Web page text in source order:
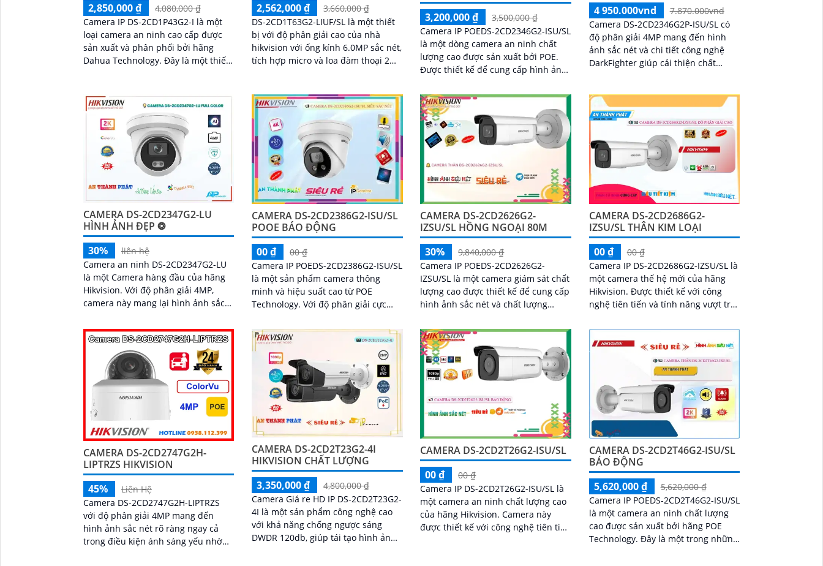
2,850,000 ₫
4,080,000 ₫
Camera IP DS-2CD1P43G2-I là một
loại camera an ninh cao cấp được
sản xuất và phân phối bởi hãng
Dahua Technology. Đây là một thiết
minh
2,562,000 ₫
3,660,000 ₫
DS-2CD1T63G2-LIUF/SL là một thiết
bị với độ phân giải cao của nhà
hikvision với ống kính 6.0MP sắc nét,
tích hợp micro và loa đàm thoại 2
vào ban đêm khoảng cách lên đến
50m
3,200,000 ₫
3,500,000 ₫
Camera IP POEDS-2CD2346G2-ISU/SL
là một dòng camera an ninh chất
lượng cao được sản xuất bởi POE.
Được thiết kế để cung cấp hình ảnh
lượng cao,...
4 950.000vnd
7.870.000vnd
Camera DS-2CD2346G2P-ISU/SL có
độ phân giải 4MP mang đến hình
ảnh sắc nét và chi tiết công nghệ
DarkFighter giúp cải thiện chất
đèn nhấp nháy báo động âm thanh
cảnh báo kẻ xâm nhập và âm thanh
hai chiều, hỗ trợ giám sát an ninh
hiệu quả
CAMERA DS-2CD2347G2-LU
HÌNH ẢNH ĐẸP ❂
30%
liên hệ
Camera an ninh DS-2CD2347G2-LU
là một Camera hàng đầu của hãng
Hikvision. Với độ phân giải 4MP,
camera này mang lại hình ảnh sắc
theo dõi và ghi lại toàn bộ hoạt động
xung quanh một cách chính xác
CAMERA DS-2CD2386G2-ISU/SL
POOE BÁO ĐỘNG
00 ₫
00 ₫
Camera IP POEDS-2CD2386G2-ISU/SL
là một sản phẩm camera thông
minh và hiệu suất cao từ POE
Technology. Với độ phân giải cực
cấp hình ảnh sắc nét và chi tiết
CAMERA DS-2CD2626G2-
IZSU/SL HỒNG NGOẠI 80M
30%
9,840,000 ₫
Camera IP POEDS-2CD2626G2-
IZSU/SL là một camera giám sát chất
lượng cao được thiết kế để cung cấp
hình ảnh sắc nét và chất lượng
kiện ánh sáng....
CAMERA DS-2CD2686G2-
IZSU/SL THÂN KIM LOẠI
00 ₫
00 ₫
Camera IP DS-2CD2686G2-IZSU/SL là
một camera thế hệ mới của hãng
Hikvision. Được thiết kế với công
nghệ tiên tiến và tính năng vượt trội,
sát video chất lượng cao và đáng tin
cậy
CAMERA DS-2CD2747G2H-
LIPTRZS HIKVISION
45%
Liên Hệ
Camera DS-2CD2747G2H-LIPTRZS
với độ phân giải 4MP mang đến
hình ảnh sắc nét rõ ràng ngay cả
trong điều kiện ánh sáng yếu nhờ
CAMERA DS-2CD2T23G2-4I
HIKVISION CHẤT LƯỢNG
3,350,000 ₫
4,800,000 ₫
Camera Giá re HD IP DS-2CD2T23G2-
4I là một sản phẩm công nghệ cao
với khả năng chống ngược sáng
DWDR 120db, giúp tái tạo hình ảnh
CAMERA DS-2CD2T26G2-ISU/SL
00 ₫
00 ₫
Camera IP DS-2CD2T26G2-ISU/SL là
một camera an ninh chất lượng cao
của hãng Hikvision. Camera này
được thiết kế với công nghệ tiên tiến
CAMERA DS-2CD2T46G2-ISU/SL
BÁO ĐỘNG
5,620,000 ₫
5,620,000 ₫
Camera IP POEDS-2CD2T46G2-ISU/SL
là một camera an ninh chất lượng
cao được sản xuất bởi hãng POE
Technology. Đây là một trong những